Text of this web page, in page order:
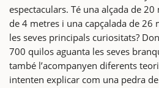
espectaculars. Té una alçada de
de 4 metres i una capçalada de 26
les seves principals curiositats?
700 quilos aguanta les seves
també l’acompanyen diferents
intenten explicar com una pedra